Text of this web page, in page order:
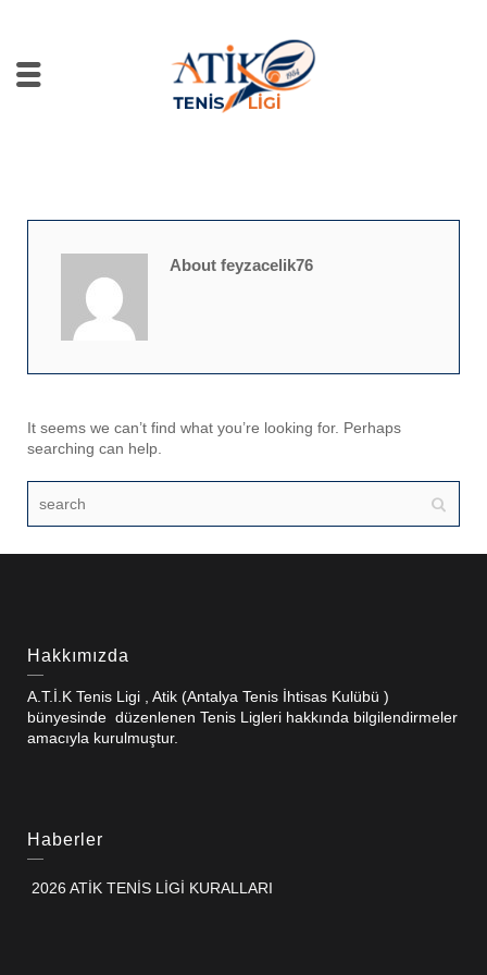
About feyzacelik76
It seems we can’t find what you’re looking for. Perhaps
searching can help.
Hakkımızda
A.T.İ.K Tenis Ligi , Atik (Antalya Tenis İhtisas Kulübü )
bünyesinde düzenlenen Tenis Ligleri hakkında bilgilendirmeler
amacıyla kurulmuştur.
Haberler
2026 ATİK TENİS LİGİ KURALLARI